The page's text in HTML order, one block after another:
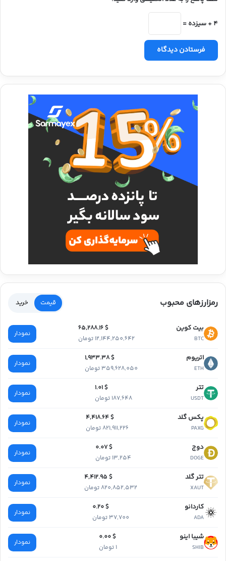
4 + سیزده =
رمزارزهای محبوب قیمت خرید
بیت کوین
BTC
$ 65,288.16
12,144,250,642 تومان
نمودار
اتریوم
ETH
$ 1,933.38
359,628,050 تومان
نمودار
تتر
USDT
$ 1.01
187,648 تومان
نمودار
پکس گلد
PAXG
$ 4,418.64
821,911,226 تومان
نمودار
دوج
DOGE
$ 0.07
13,254 تومان
نمودار
تتر گلد
XAUT
$ 4,412.95
820,852,532 تومان
نمودار
کاردانو
ADA
$ 0.20
37,700 تومان
نمودار
شیبا اینو
SHIB
$ 0.00
1 تومان
نمودار